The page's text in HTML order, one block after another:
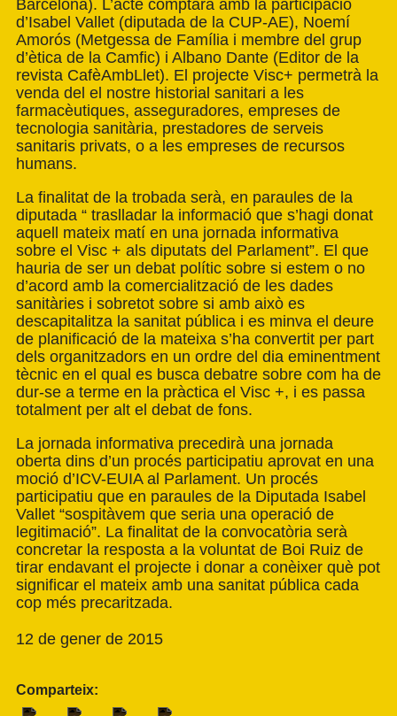
Barcelona). L’acte comptarà amb la participació
d’Isabel Vallet (diputada de la CUP-AE), Noemí
Amorós (Metgessa de Família i membre del grup
d’ètica de la Camfic) i Albano Dante (Editor de la
revista CafèAmbLlet). El projecte Visc+ permetrà la
venda del el nostre historial sanitari a les
farmacèutiques, asseguradores, empreses de
tecnologia sanitària, prestadores de serveis
sanitaris privats, o a les empreses de recursos
humans.
La finalitat de la trobada serà, en paraules de la
diputada “ traslladar la informació que s’hagi donat
aquell mateix matí en una jornada informativa
sobre el Visc + als diputats del Parlament”. El que
hauria de ser un debat polític sobre si estem o no
d’acord amb la comercialització de les dades
sanitàries i sobretot sobre si amb això es
descapitalitza la sanitat pública i es minva el deure
de planificació de la mateixa s’ha convertit per part
dels organitzadors en un ordre del dia eminentment
tècnic en el qual es busca debatre sobre com ha de
dur-se a terme en la pràctica el Visc +, i es passa
totalment per alt el debat de fons.
La jornada informativa precedirà una jornada
oberta dins d’un procés participatiu aprovat en una
moció d’ICV-EUIA al Parlament. Un procés
participatiu que en paraules de la Diputada Isabel
Vallet “sospitàvem que seria una operació de
legitimació”. La finalitat de la convocatòria serà
concretar la resposta a la voluntat de Boi Ruiz de
tirar endavant el projecte i donar a conèixer què pot
significar el mateix amb una sanitat pública cada
cop més precaritzada.
12 de gener de 2015
Comparteix: